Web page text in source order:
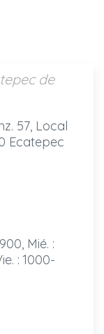
de
57, Local
Ecatepec
Mié. :
: 1000-